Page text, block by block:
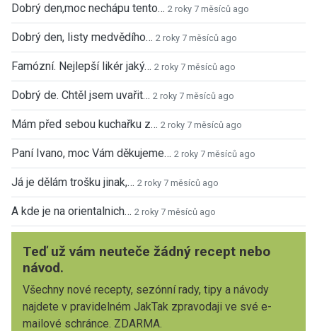
Dobrý den,moc nechápu tento… 2 roky 7 měsíců ago
Dobrý den, listy medvědího… 2 roky 7 měsíců ago
Famózní. Nejlepší likér jaký… 2 roky 7 měsíců ago
Dobrý de. Chtěl jsem uvařit… 2 roky 7 měsíců ago
Mám před sebou kuchařku z… 2 roky 7 měsíců ago
Paní Ivano, moc Vám děkujeme… 2 roky 7 měsíců ago
Já je dělám trošku jinak,… 2 roky 7 měsíců ago
A kde je na orientalnich… 2 roky 7 měsíců ago
Teď už vám neuteče žádný recept nebo
návod.
Všechny nové recepty, sezónní rady, tipy a návody
najdete v pravidelném JakTak zpravodaji ve své e-
mailové schránce. ZDARMA.